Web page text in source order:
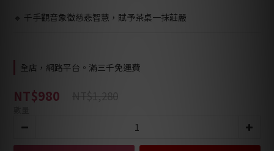
🔸 千手觀音象徵慈悲智慧，賦予茶桌一抹莊嚴
全店，網路平台。滿三千免運費
NT$980 NT$1,280